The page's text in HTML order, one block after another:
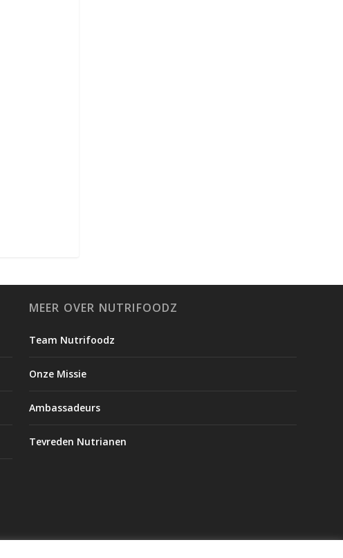
MEER OVER NUTRIFOODZ
Team Nutrifoodz
Onze Missie
Ambassadeurs
Tevreden Nutrianen